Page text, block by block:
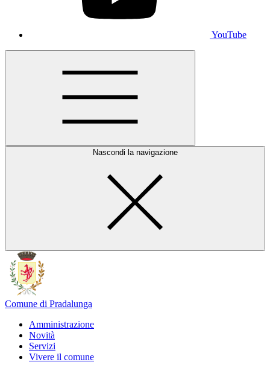
YouTube
Nascondi la navigazione
Comune di Pradalunga
Amministrazione
Novità
Servizi
Vivere il comune